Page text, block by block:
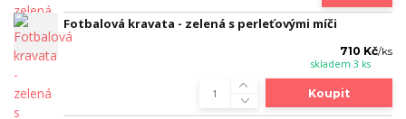
Fotbalová kravata - zelená s perleťovými míči
710 Kč/ks
skladem 3 ks
Koupit